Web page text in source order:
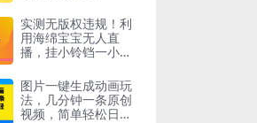
实测无版权违规！利
用海绵宝宝无人直
播，挂小铃铛一小时
图片一键生成动画玩
法，几分钟一条原创
视频，简单轻松日入